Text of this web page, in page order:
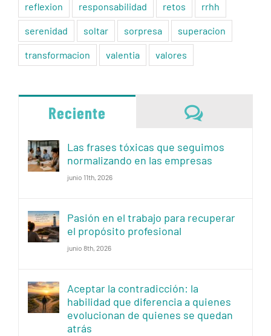
reflexion responsabilidad retos rrhh
serenidad soltar sorpresa superacion
transformacion valentia valores
Reciente
Las frases tóxicas que seguimos
normalizando en las empresas
junio 11th, 2026
Pasión en el trabajo para recuperar
el propósito profesional
junio 8th, 2026
Aceptar la contradicción: la
habilidad que diferencia a quienes
evolucionan de quienes se quedan
atrás